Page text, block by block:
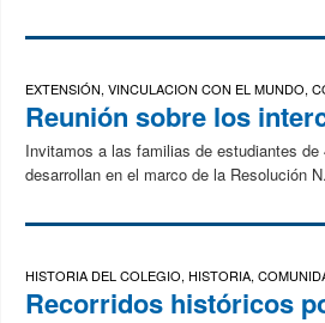
EXTENSIÓN, VINCULACION CON EL MUNDO,
Reunión sobre los
Invitamos a las familias de estudiantes
desarrollan en el marco de la Resolución
HISTORIA DEL COLEGIO, HISTORIA,
Recorridos históricos